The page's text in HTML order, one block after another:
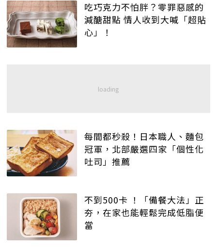
吃巧克力不怕胖？零罪惡感的
減醣甜點 情人收到大喊「超貼
心」！
每間都秒殺！日本職人、麵包
冠軍，北部嚴選四家「個性化
吐司」推薦
不到500卡 ！「備餐大法」正
夯，在家也能輕鬆完成低脂便
當